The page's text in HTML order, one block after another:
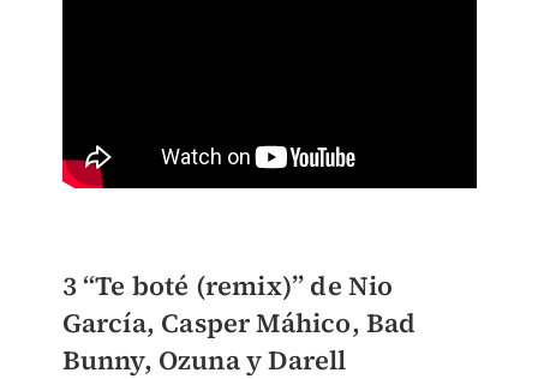
3 “Te boté (remix)” de Nio
García, Casper Máhico, Bad
Bunny, Ozuna y Darell